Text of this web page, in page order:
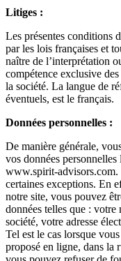
Litiges :
Les présentes conditions
par les lois françaises et
naître de l’interprétation
compétence exclusive
la société. La langue de
éventuels, est le français.
Données personnelles :
De manière générale,
vos données
www.spirit-advisors.com.
certaines exceptions. En
notre site, vous pouvez
données telles que :
société, votre adresse
Tel est le cas lorsque
proposé en ligne, dans la